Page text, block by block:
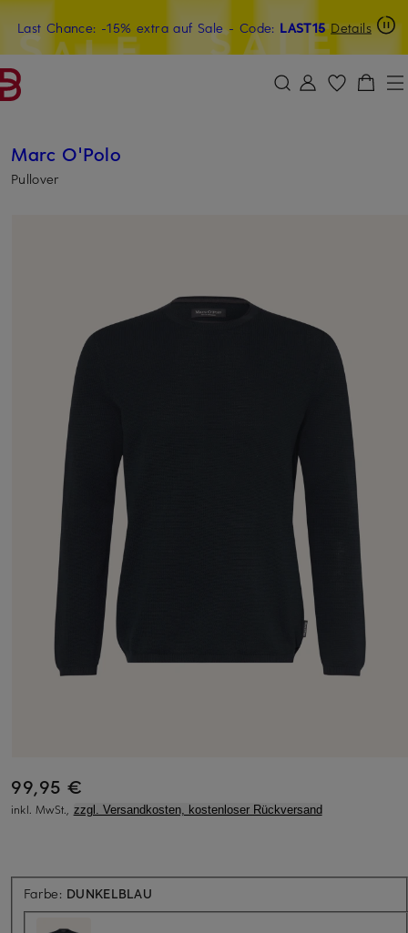
ZUM HAUPTINHALT ÜBERSPRINGEN ZUM SUCHFELD ÜBERSPRINGEN
Last Chance: -15% extra auf Sale- Code: LAST15 Details
15€-Willkommensgutschein mit Beyond sichern
Marc O'Polo
Pullover
99,95 €
inkl. MwSt., zzgl. Versandkosten, kostenloser Rückversand
Farbe: DUNKELBLAU